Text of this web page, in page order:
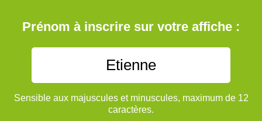
Prénom à inscrire sur votre affiche :
Sensible aux majuscules et minuscules, maximum de 12
caractères.